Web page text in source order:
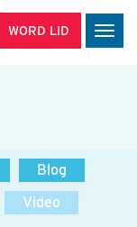
WORD LID
Blog
Video